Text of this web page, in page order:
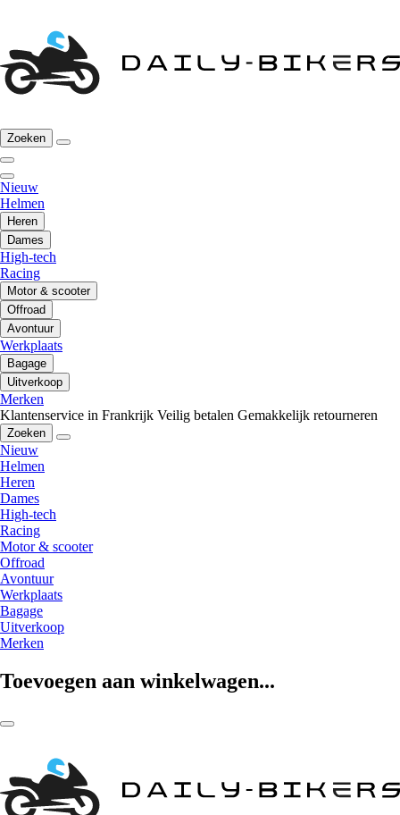
Zoeken
Nieuw
Helmen
Heren
Dames
High-tech
Racing
Motor & scooter
Offroad
Avontuur
Werkplaats
Bagage
Uitverkoop
Merken
Klantenservice in Frankrijk Veilig betalen Gemakkelijk retourneren
Zoeken
Nieuw
Helmen
Heren
Dames
High-tech
Racing
Motor & scooter
Offroad
Avontuur
Werkplaats
Bagage
Uitverkoop
Merken
Toevoegen aan winkelwagen...